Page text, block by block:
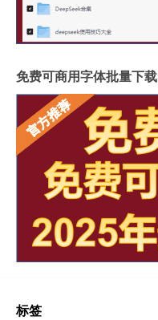
免费可商用字体批量下载
标签